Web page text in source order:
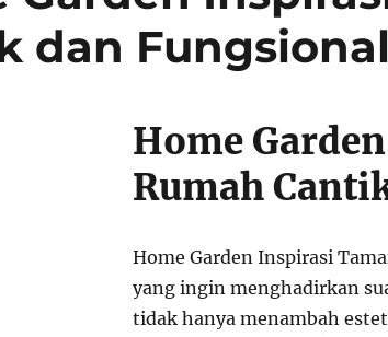
dan Fungsional
Home
Rumah
Home Garden Inspirasi
yang ingin menghadirkan
tidak hanya menambah